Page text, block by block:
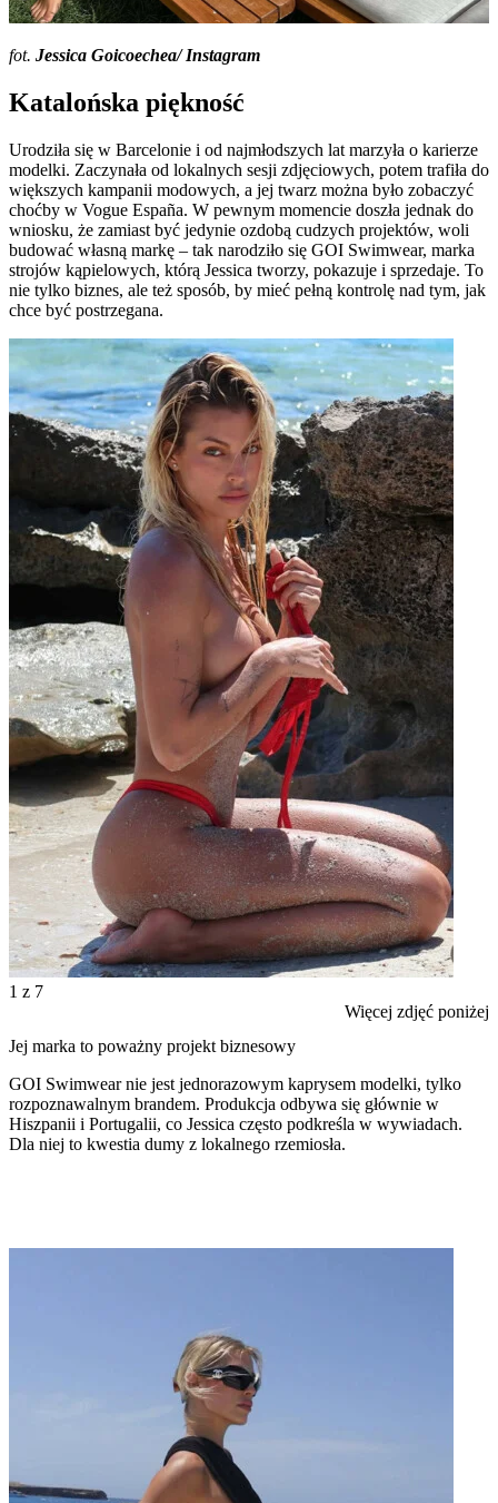
fot. Jessica Goicoechea/ Instagram
Katalońska piękność
Urodziła się w Barcelonie i od najmłodszych lat marzyła o karierze
modelki. Zaczynała od lokalnych sesji zdjęciowych, potem trafiła do
większych kampanii modowych, a jej twarz można było zobaczyć
choćby w Vogue España. W pewnym momencie doszła jednak do
wniosku, że zamiast być jedynie ozdobą cudzych projektów, woli
budować własną markę – tak narodziło się GOI Swimwear, marka
strojów kąpielowych, którą Jessica tworzy, pokazuje i sprzedaje. To
nie tylko biznes, ale też sposób, by mieć pełną kontrolę nad tym, jak
chce być postrzegana.
1 z 7
Więcej zdjęć poniżej
Jej marka to poważny projekt biznesowy
GOI Swimwear nie jest jednorazowym kaprysem modelki, tylko
rozpoznawalnym brandem. Produkcja odbywa się głównie w
Hiszpanii i Portugalii, co Jessica często podkreśla w wywiadach.
Dla niej to kwestia dumy z lokalnego rzemiosła.